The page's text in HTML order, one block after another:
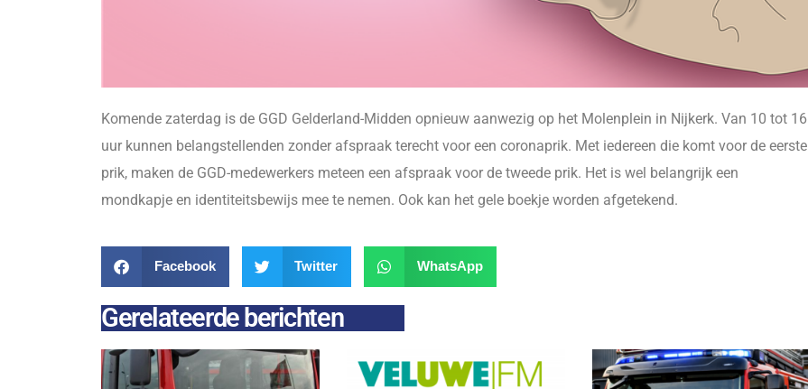
Komende zaterdag is de GGD Gelderland-Midden opnieuw aanwezig op het Molenplein in Nijkerk. Van 10 tot 16
uur kunnen belangstellenden zonder afspraak terecht voor een coronaprik. Met iedereen die komt voor de eerste
prik, maken de GGD-medewerkers meteen een afspraak voor de tweede prik. Het is wel belangrijk een
mondkapje en identiteitsbewijs mee te nemen. Ook kan het gele boekje worden afgetekend.
Facebook Twitter WhatsApp
Gerelateerde berichten